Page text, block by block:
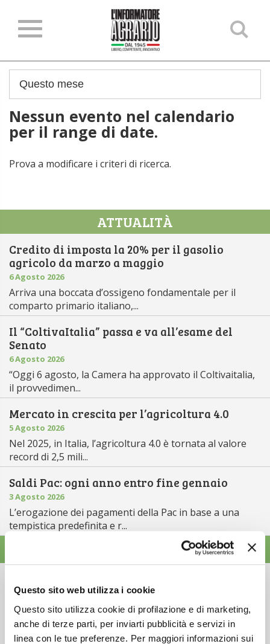
Questo sito web utilizza i cookie
Questo sito utilizza cookie di profilazione e di marketing,
anche di terze parti, per inviarti pubblicità e servizi in
linea con le tue preferenze. Per maggiori informazioni sui
Nessun evento nel calendario
per il range di date.
Prova a modificare i criteri di ricerca.
ATTUALITÀ
Credito di imposta la 20% per il gasolio
agricolo da marzo a maggio
6 Agosto 2026
Arriva una boccata d’ossigeno fondamentale per il
comparto primario italiano,...
Il “ColtivaItalia” passa e va all’esame del
Senato
6 Agosto 2026
“Oggi 6 agosto, la Camera ha approvato il Coltivaitalia,
il provvedimen...
Mercato in crescita per l’agricoltura 4.0
5 Agosto 2026
Nel 2025, in Italia, l’agricoltura 4.0 è tornata al valore
record di 2,5 mili...
Saldi Pac: ogni anno entro fine gennaio
3 Agosto 2026
L’erogazione dei pagamenti della Pac in base a una
tempistica predefinita e r...
Newsletter